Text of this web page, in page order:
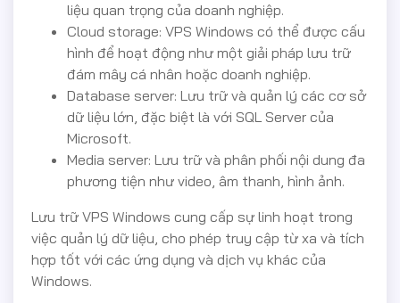
liệu quan trọng của doanh nghiệp.
Cloud storage: VPS Windows có thể được cấu
hình để hoạt động như một giải pháp lưu trữ
đám mây cá nhân hoặc doanh nghiệp.
Database server: Lưu trữ và quản lý các cơ sở
dữ liệu lớn, đặc biệt là với SQL Server của
Microsoft.
Media server: Lưu trữ và phân phối nội dung đa
phương tiện như video, âm thanh, hình ảnh.
Lưu trữ VPS Windows cung cấp sự linh hoạt trong
việc quản lý dữ liệu, cho phép truy cập từ xa và tích
hợp tốt với các ứng dụng và dịch vụ khác của
Windows.